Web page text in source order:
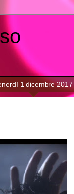
1 dicembre 2017